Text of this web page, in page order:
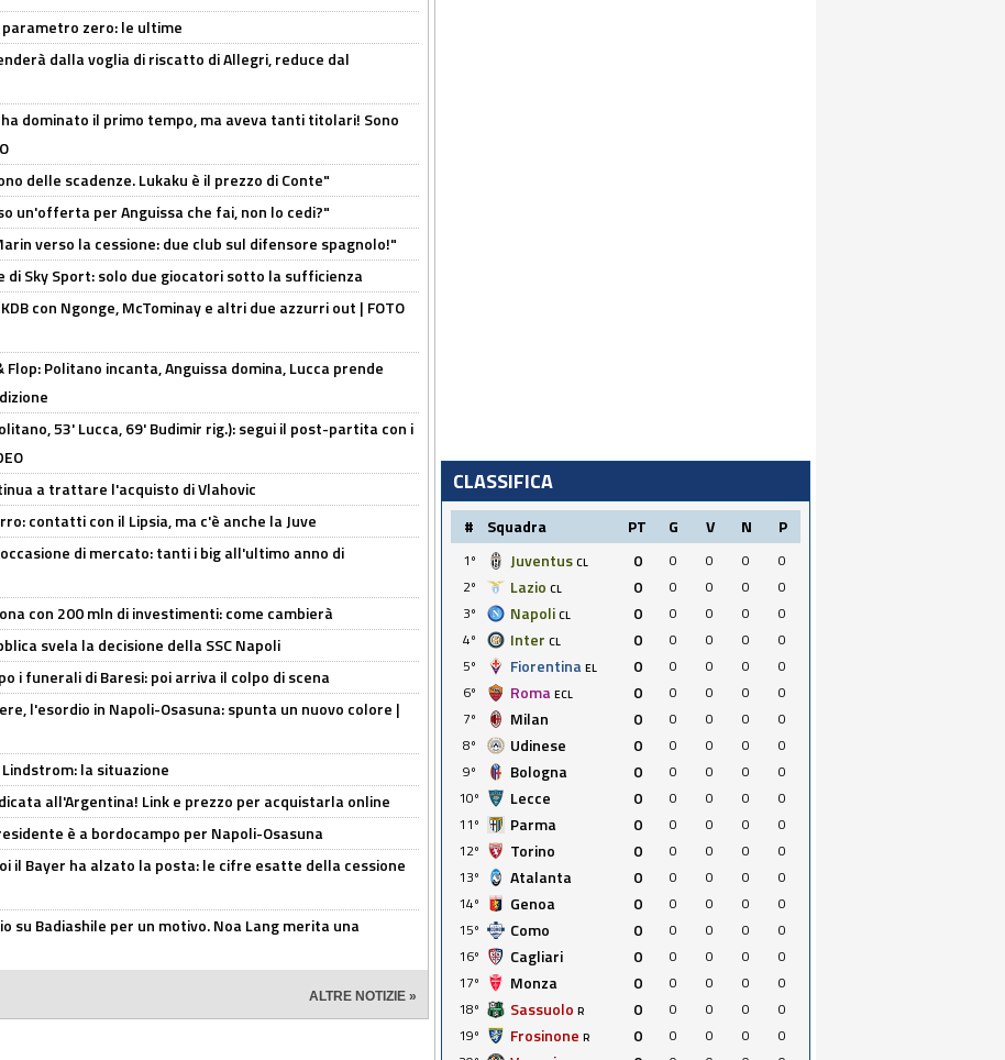
parametro zero: le ultime
dalla voglia di riscatto di Allegri, reduce dal
ha dominato il primo tempo, ma aveva tanti titolari! Sono
delle scadenze. Lukaku è il prezzo di Conte"
un'offerta per Anguissa che fai, non lo cedi?"
verso la cessione: due club sul difensore spagnolo!"
di Sky Sport: solo due giocatori sotto la sufficienza
con Ngonge, McTominay e altri due azzurri out | FOTO
Flop: Politano incanta, Anguissa domina, Lucca prende
53' Lucca, 69' Budimir rig.): segui il post-partita con i
a trattare l'acquisto di Vlahovic
contatti con il Lipsia, ma c'è anche la Juve
di mercato: tanti i big all'ultimo anno di
con 200 mln di investimenti: come cambierà
svela la decisione della SSC Napoli
i funerali di Baresi: poi arriva il colpo di scena
l'esordio in Napoli-Osasuna: spunta un nuovo colore |
la situazione
all'Argentina! Link e prezzo per acquistarla online
è a bordocampo per Napoli-Osasuna
il Bayer ha alzato la posta: le cifre esatte della cessione
su Badiashile per un motivo. Noa Lang merita una
ALTRE NOTIZIE »
CLASSIFICA
# Squadra PT G V N P
1º Juventus CL 0 0 0 0
0
2º
Lazio CL 0 0 0 0
0
3º
Napoli CL 0 0 0 0
0
4º
Inter CL 0 0 0 0
0
5º
Fiorentina EL 0 0 0 0
0
6º
Roma ECL 0 0 0 0
0
7º
Milan 0 0 0 0
0
8º
Udinese 0 0 0 0
0
9º
Bologna 0 0 0 0
0
10º
Lecce 0 0 0 0
0
11º
Parma 0 0 0 0
0
12º
Torino 0 0 0 0
0
13º
Atalanta 0 0 0 0
0
14º
Genoa 0 0 0 0
0
15º
Como 0 0 0 0
0
16º
Cagliari 0 0 0 0
0
17º
Monza 0 0 0 0
0
18º
Sassuolo R 0 0 0 0
0
19º
Frosinone R 0 0 0 0
0